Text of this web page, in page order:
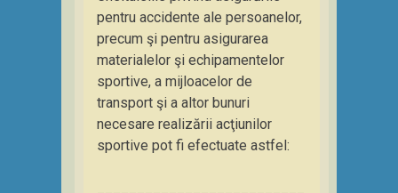
pentru accidente ale persoanelor,
precum şi pentru asigurarea
materialelor şi echipamentelor
sportive, a mijloacelor de
transport şi a altor bunuri
necesare realizării acţiunilor
sportive pot fi efectuate astfel: